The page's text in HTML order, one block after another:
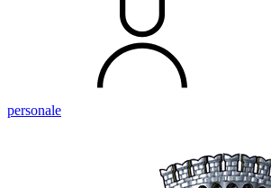
personale